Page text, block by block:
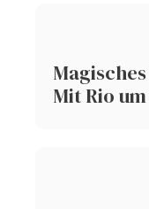
Mit Rio